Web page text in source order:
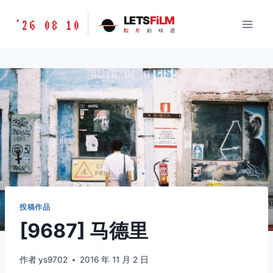
胶
味
道
LETSFILM
'26 08 10 LETSFiLM
胶 片 的 味 道
投稿作品
[9687] 马德里
作者ys9702 2016 年 11 月 2 日